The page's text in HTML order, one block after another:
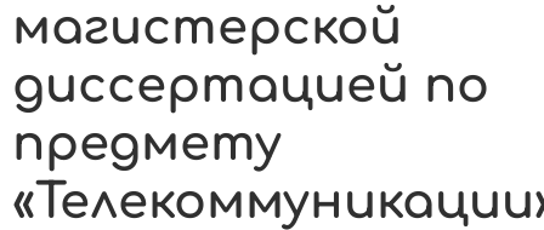
магистерской
диссертацией по
предмету